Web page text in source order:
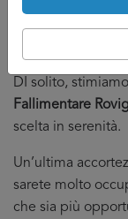
da poter
DI solito,
Fallimentare
scelta in serenità.
Un’ultima
sarete molto
che sia più